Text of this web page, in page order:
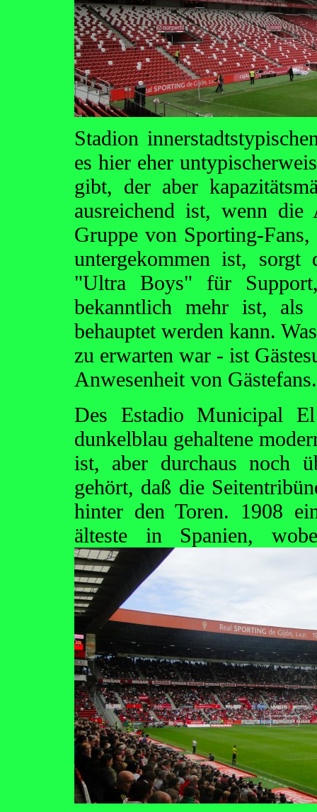
Stadion
es hier eher
gibt, der aber
ausreichend ist, wenn
Gruppe von Sporting-
untergekommen ist, sorgt
"Ultra Boys" für
bekanntlich mehr ist,
behauptet werden kann.
zu erwarten war - ist
Anwesenheit von Gästefans.
Des Estadio Municipal
dunkelblau gehaltene
ist, aber durchaus noch
gehört, daß die
hinter den Toren. 1908
älteste in Spanien,